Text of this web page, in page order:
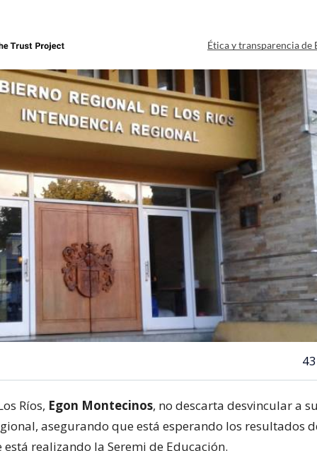
Ética y transparencia de
Ríos, Egon Montecinos, no descarta desvincular a su
asegurando que está esperando los resultados
realizando la Seremi de Educación.